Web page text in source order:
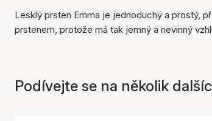
Lesklý prsten Emma je jednoduchý a prostý,
prstenem, protože má tak jemný a nevinný
Podívejte se na několik